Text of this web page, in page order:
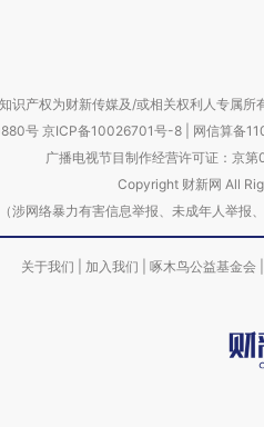
识产权为财新传媒及/或相关权利人专属
号 京ICP备10026701号-8 网信算备
广播电视节目制作经营许可证：京第
Copyright 财新网 All
涉网络暴力有害信息举报、未成年人
关于我们 加入我们 啄木鸟公益基金会